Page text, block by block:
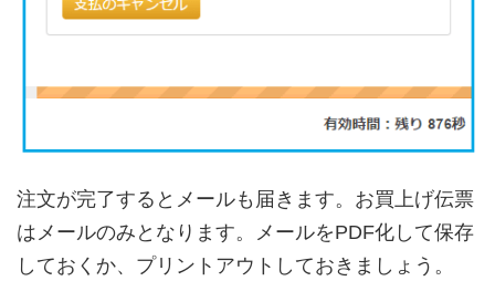
注文が完了するとメールも届きます。お買上げ伝票
はメールのみとなります。メールをPDF化して保存
しておくか、プリントアウトしておきましょう。